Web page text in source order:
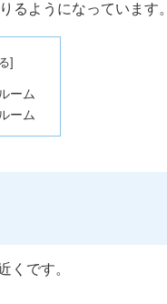
るようになっています。
ーム
ーム
くです。